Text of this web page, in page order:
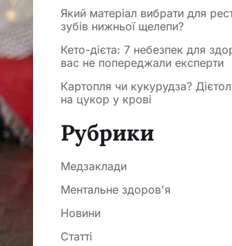
Який матеріал вибрати для
зубів нижньої щелепи?
Кето-дієта: 7 небезпек для
вас не попереджали експерти
Картопля чи кукурудза?
на цукор у крові
Рубрики
Медзаклади
Ментальне здоров'я
Новини
Статті